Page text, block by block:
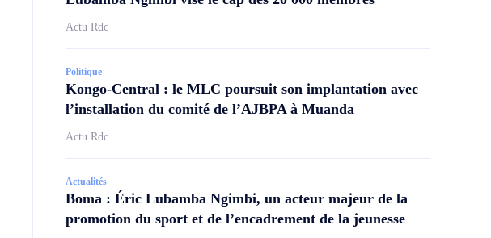
Actu Rdc
Politique
Kongo-Central : le MLC poursuit son implantation avec
l’installation du comité de l’AJBPA à Muanda
Actu Rdc
Actualités
Boma : Éric Lubamba Ngimbi, un acteur majeur de la
promotion du sport et de l’encadrement de la jeunesse